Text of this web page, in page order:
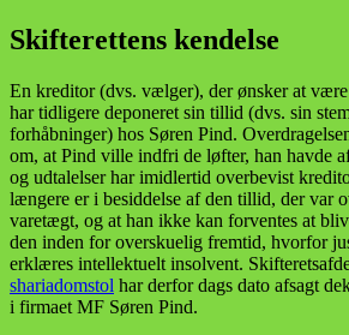
Skifterettens kendelse
En kreditor (dvs. vælger), der ønsker at være
har tidligere deponeret sin tillid (dvs. sin
forhåbninger) hos Søren Pind.
om, at Pind ville indfri de løfter, han havde
og udtalelser har imidlertid overbevist
længere er i besiddelse af den tillid, der var
varetægt, og at han ikke kan forventes at
den inden for overskuelig fremtid, hvorfor
erklæres intellektuelt insolvent.
shariadomstol har derfor dags dato afsagt
i firmaet MF Søren Pind.